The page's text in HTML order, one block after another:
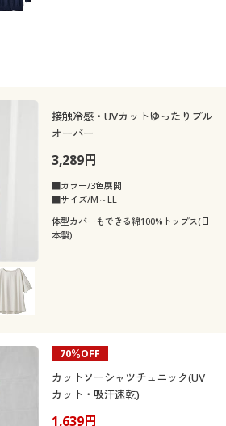
接触冷感・UVカットゆったりプル
オーバー
3,289円
■カラー/3色展開
■サイズ/M～LL
体型カバーもできる綿100%トップス(日
本製)
70％OFF
カットソーシャツチュニック(UV
カット・吸汗速乾)
1,639円